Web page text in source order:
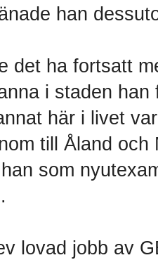
han
det ha fortsatt
i staden
här i livet
till Åland
som
lovad jobb av